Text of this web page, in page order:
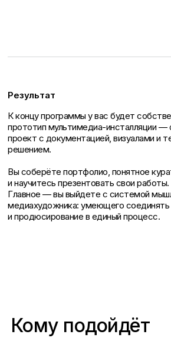
Результат
К концу программы у вас будет
прототип мультимедиа-инсталляции
проект с документацией, визуалами и
решением.
Вы соберёте портфолио, понятное
и научитесь презентовать свои работы.
Главное — вы выйдете с системой
медиахудожника: умеющего
и продюсирование в единый процесс.
Кому подойдёт